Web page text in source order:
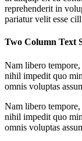
reprehenderit in
pariatur velit esse
Two Column Text
Nam libero
nihil impedit quo
omnis voluptas
Nam libero
nihil impedit quo
omnis voluptas